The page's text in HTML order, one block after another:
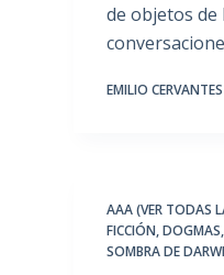
de objetos de
EMILIO CERVANTES
AAA (VER TODAS
FICCIÓN,DOGMAS
SOMBRA DE